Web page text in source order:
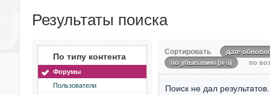
Результаты поиска
По типу контента
Форумы
Пользователи
Сортировать
дате
по убыванию (я-а)
по
Поиск не дал результатов.